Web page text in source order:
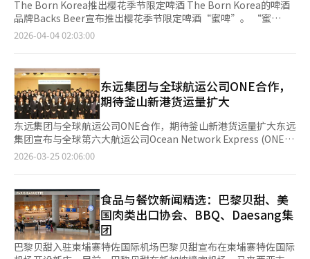
在Ozon、Wildberries等电商平台建立品牌馆。同时，利用当地社
交媒体VK进行数字营销。产品将由计划今年下半年完工的釜山出
口专用工厂供应，包括辛拉面、Neoguri、泡菜拉面等现有产品，
是连接欧洲和亚洲的战略要地，也是拉面消费快速增长的市场。通
过俄罗斯法人，农心计划到2030年实现法人收入3000万美元。
Binggrae推出“王室抹茶”扩展加工乳产品线Binggrae宣布推
出“王室抹茶”，作为“王室巧克力”的后续产品，扩展其“王
室”系列。“王室”系列以“王室享用的饮品”为概念，结合
Binggrae的加工乳制造经验。“王室抹茶”反映了抹茶从一时流
行转变为消费趋势的变化，使用国产抹茶，味道深厚。考虑到抹茶
的苦味和香气可能导致消费者偏好不同，产品在味道平衡上进行了
鸡肉接力”活动，向社会工作者和儿童提供鸡肉。为庆祝社会工作
者日，BBQ最近访问了位于京畿道利川的儿童福利设施“圣爱
院”，送去了约80份黄金橄榄鸡腿和配菜。活动当天，向30多名
社会工作者和50多名儿童进行了现场捐赠。此次活动旨在鼓励在一
线工作的社会工作者，并为设施中的儿童提供温暖的用餐体
在扩张。妈妈手在老挝开设了首家店，并计划在蒙古、泰国、日本
等地扩展。乐天利在越南等7个国家运营320多家门店。在烘焙领
域，图雷珠尔在9个国家运营580多家门店，其中190多家在美国。
厂。咖啡连锁品牌也取得了显著成果。Compose咖啡在新加坡和
台湾开设了门店，MegaMGC咖啡在蒙古扩展到8家店。德文蒂计
划进军美国市场，Ediya咖啡则计划在加拿大和老挝开设新店。韩
国餐饮连锁店加速海外扩张的原因是国内市场增长有限，而海外市
场对韩国食品的兴趣增加。韩国餐饮连锁店的海外市场已成为生存
的必需。韩阳女子大学外食产业系教授金志亨表示：“过去是我们
主动进入市场，现在是当地消费者对K-食品的需求增加。国内市场
已饱和，企业转向海外是主要原因。”※ 本报道经人工智能（AI）
The Born Korea推出樱花季节限定啤酒 The Born Korea的啤酒
品牌Backs Beer宣布推出樱花季节限定啤酒“蜜啤”。 “蜜
啤”是在其招牌冰啤酒“冰啤”基础上，加入甜味和花香的新产
化的酒类和小吃，让顾客体验品牌独特魅力。 Genesis BBQ集团
参加“特许经营创业博览会” Genesis BBQ集团宣布参加在首尔
三星洞COEX C·D厅举行的IFS特许经营创业博览会。 该博览会由
韩国特许经营产业协会主办，是国内最大规模的创业展览会。
Genesis BBQ计划展示其30年的品牌运营经验和全球57个国家的
扩展经验，提供稳定的创业模式。 现场将提供一对一的专业咨
询，涵盖商圈分析、店铺运营和收益结构设计等内容。 东西食
品“第27届Maxim咖啡杯”圆满结束 东西食品赞助的“第27届
相一在决赛中与朴廷桓展开激烈对决，最终在决胜局中获胜。 卞
相一在2019年首次参加Maxim咖啡杯后，经过八次挑战，终于首
次夺冠。 冠军卞相一获得奖杯和7000万韩元奖金，亚军朴廷桓获
得奖杯和3000万韩元奖金。颁奖仪式将于20日在首尔中区威斯汀
朝鲜酒店举行。 卞相一表示：“在Maxim咖啡杯首次决赛中夺冠
非常高兴，希望今后能有更好的表现。”※ 本报道经人工智能
2026-04-04 02:03:00
东远集团与全球航运公司ONE合作，
期待釜山新港货运量扩大
东远集团与全球航运公司ONE合作，期待釜山新港货运量扩大东远
集团宣布与全球第六大航运公司Ocean Network Express (ONE)
达成战略合作。东远集团旗下的东远全球码头釜山(DGT)自2024年
DGT预计与ONE的合作将使货运量增加两倍以上，未来若新增码
头完工，货运量有望增加三倍。东远集团表示，此次合作证明了
DGT港口基础设施的竞争力。DGT是韩国首个完全自动化港口，
采用AI和物联网技术，提高了生产率和安全性。ONE拥有260多艘
船队和超过200万TEU的运力，总部位于新加坡。去年釜山港的货
2026-03-25 02:06:00
食品与餐饮新闻精选：巴黎贝甜、美
国肉类出口协会、BBQ、Daesang集
团
巴黎贝甜入驻柬埔寨特佐国际机场巴黎贝甜宣布在柬埔寨特佐国际